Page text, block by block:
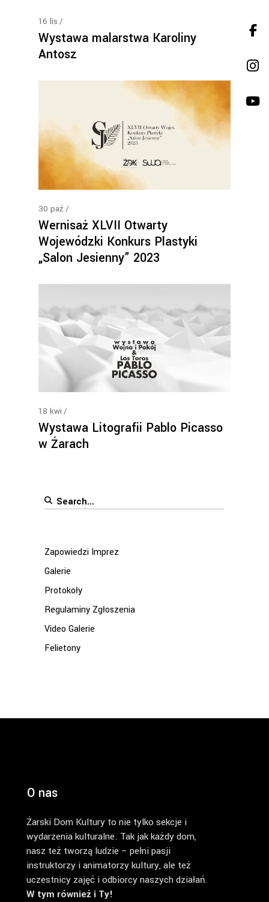
16 lis
Wystawa malarstwa Karoliny
Antosz
30 paź
Wernisaż XLVII Otwarty
Wojewódzki Konkurs Plastyki
„Salon Jesienny” 2023
18 kwi
Wystawa Litografii Pablo Picasso
w Żarach
Search
Zapowiedzi Imprez
Galerie
Protokoły
Regulaminy Zgłoszenia
Video Galerie
Felietony
O nas
Żarski Dom Kultury to nie tylko sekcje i
wydarzenia kulturalne. Tak jak każdy dom,
nasz też tworzą ludzie – pełni pasji
instruktorzy i animatorzy kultury, ale też
uczestnicy zajęć i odbiorcy naszych działań.
W tym również i Ty!